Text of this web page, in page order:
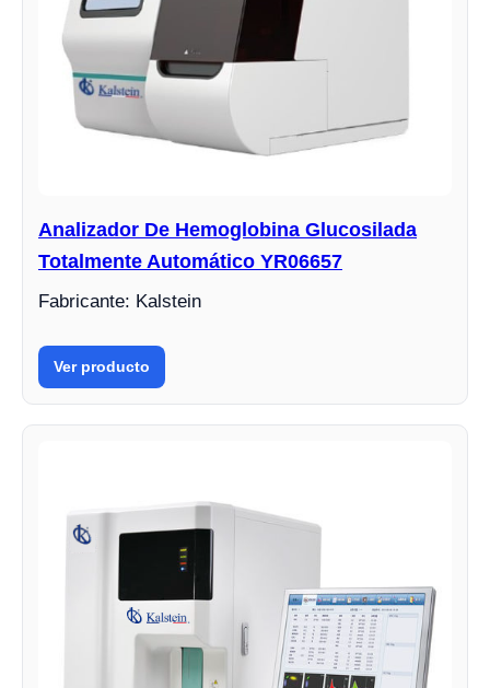
Analizador De Hemoglobina Glucosilada
Totalmente Automático YR06657
Fabricante: Kalstein
Ver producto